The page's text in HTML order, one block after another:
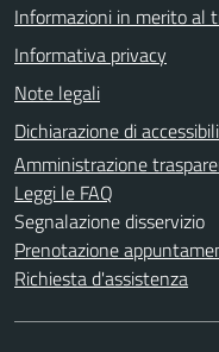
Informazioni in merito al
Informativa privacy
Note legali
Dichiarazione di
Amministrazione
Leggi le FAQ
Segnalazione disservizio
Prenotazione
Richiesta d'assistenza